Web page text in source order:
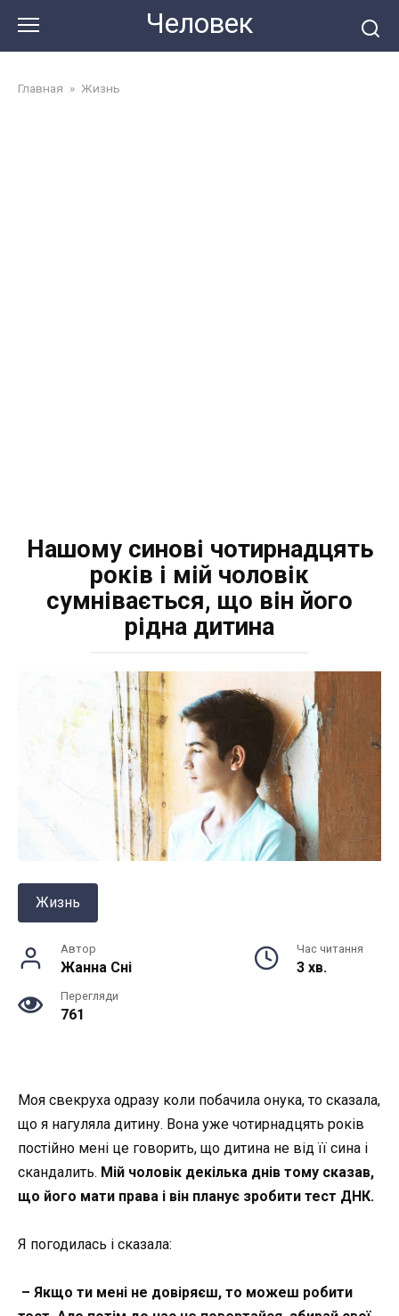
змісту
Человек
Главная » Жизнь
Нашому синові чотирнадцять
років і мій чоловік
сумнівається, що він його
рідна дитина
Жизнь
Автор
Жанна Снi
Час читання
3 хв.
Перегляди
761
Моя свекруха одразу коли побачила онука, то сказала,
що я нагуляла дитину. Вона уже чотирнадцять років
постійно мені це говорить, що дитина не від її сина і
скандалить. Мій чоловік декілька днів тому сказав,
що його мати права і він планує зробити тест ДНК.
Я погодилась і сказала:
– Якщо ти мені не довіряєш, то можеш робити